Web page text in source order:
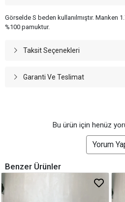
Görselde S beden kullanılmıştır. Manken
%100 pamuktur.
Taksit Seçenekleri
Garanti Ve Teslimat
Bu ürün için henüz
Yorum
Benzer Ürünler